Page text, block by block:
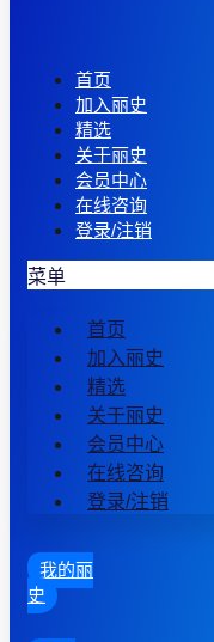
首页
加入丽史
精选
关于丽史
会员中心
在线咨询
登录/注销
菜单
首页
加入丽史
精选
关于丽史
会员中心
在线咨询
登录/注销
我的丽
史